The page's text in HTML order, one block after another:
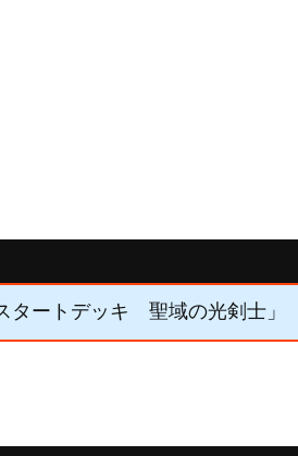
タートデッキ 聖域の光剣士」